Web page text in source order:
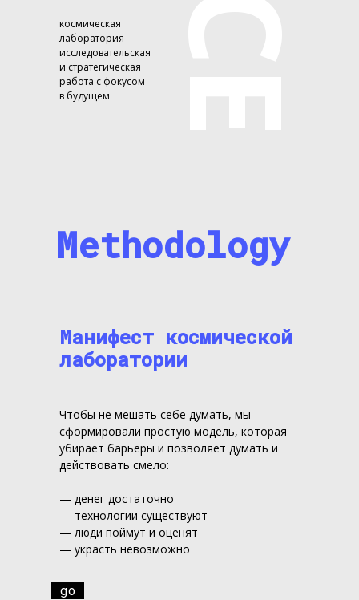
космическая
лаборатория —
исследовательская
и стратегическая
работа с фокусом
в будущем
Methodology
Чтобы не мешать себе думать, мы
сформировали простую модель, которая
убирает барьеры и позволяет думать и
действовать смело:
— денег достаточно
— технологии существуют
— люди поймут и оценят
— украсть невозможно
go
Манифест космической
лаборатории